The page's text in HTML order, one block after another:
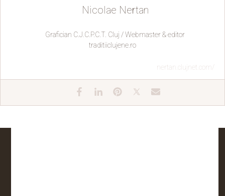
Nicolae Nertan
Grafician C.J.C.P.C.T. Cluj / Webmaster & editor
traditiiclujene.ro
nertan.clujnet.com/